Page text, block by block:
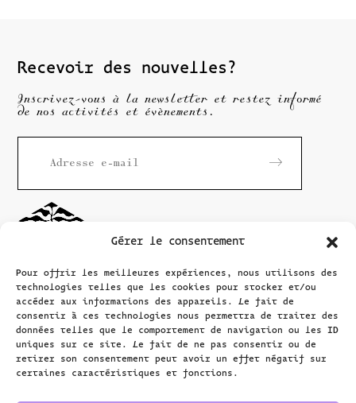
Gérer le consentement
Pour offrir les meilleures expériences, nous utilisons des
technologies telles que les cookies pour stocker et/ou
accéder aux informations des appareils. Le fait de
consentir à ces technologies nous permettra de traiter des
données telles que le comportement de navigation ou les ID
uniques sur ce site. Le fait de ne pas consentir ou de
retirer son consentement peut avoir un effet négatif sur
certaines caractéristiques et fonctions.
Recevoir des nouvelles?
Inscrivez-vous à la newsletter et restez informé
de nos activités et évènements.
Maison
Rousseau
Littérature